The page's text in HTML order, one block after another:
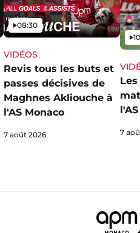
VIDÉOS
Revis tous les buts et
passes décisives de
Maghnes Akliouche à
l'AS Monaco
Vidéo
08:30
7 août 2026 7